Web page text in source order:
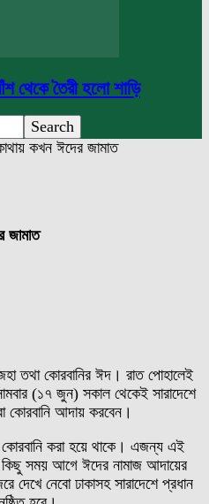
থেকে তৈরী হলো শাড়ি
কখন ঈদের জামাত
জামাত
তথা কোরবানির ঈদ। রাত পোহালেই
(১৭ জুন) সকাল থেকেই সারাদেশে
কোরবানি আদায় করবেন।
করা হয়ে থাকে। এজন্য এই
সময় আগে ঈদের নামাজ আদায়ের
দেখে নেবো ঢাকাসহ সারাদেশে প্রধান